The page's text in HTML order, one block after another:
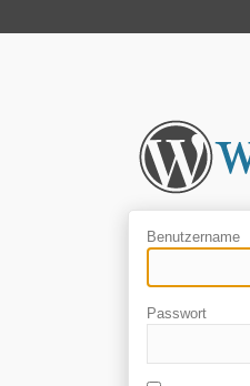
Benutzername
Passwort